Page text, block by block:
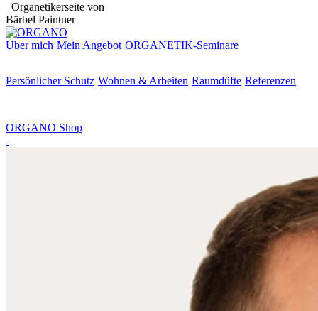
Organetikerseite von
Bärbel Paintner
Über mich Mein Angebot ORGANETIK-Seminare
Persönlicher Schutz Wohnen & Arbeiten Raumdüfte Referenzen
ORGANO Shop